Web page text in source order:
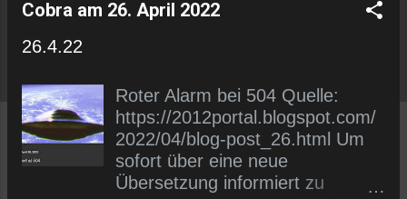
Cobra am 26. April 2022
26.4.22
Roter Alarm bei 504 Quelle:
https://2012portal.blogspot.com/
2022/04/blog-post_26.html Um
sofort über eine neue
Übersetzung informiert zu